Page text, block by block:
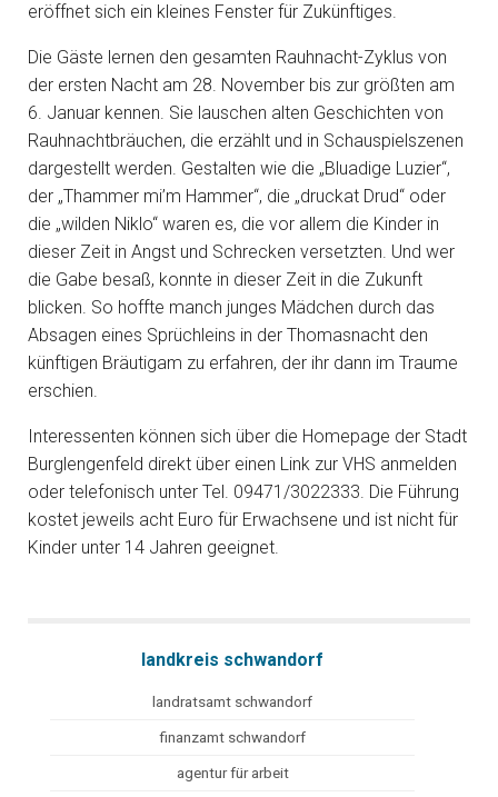
eröffnet sich ein kleines Fenster für Zukünftiges.
Die Gäste lernen den gesamten Rauhnacht-Zyklus von
der ersten Nacht am 28. November bis zur größten am
6. Januar kennen. Sie lauschen alten Geschichten von
Rauhnachtbräuchen, die erzählt und in Schauspielszenen
dargestellt werden. Gestalten wie die „Bluadige Luzier“,
der „Thammer mi’m Hammer“, die „druckat Drud“ oder
die „wilden Niklo“ waren es, die vor allem die Kinder in
dieser Zeit in Angst und Schrecken versetzten. Und wer
die Gabe besaß, konnte in dieser Zeit in die Zukunft
blicken. So hoffte manch junges Mädchen durch das
Absagen eines Sprüchleins in der Thomasnacht den
künftigen Bräutigam zu erfahren, der ihr dann im Traume
erschien.
Interessenten können sich über die Homepage der Stadt
Burglengenfeld direkt über einen Link zur VHS anmelden
oder telefonisch unter Tel. 09471/3022333. Die Führung
kostet jeweils acht Euro für Erwachsene und ist nicht für
Kinder unter 14 Jahren geeignet.
landkreis schwandorf
landratsamt schwandorf
finanzamt schwandorf
agentur für arbeit